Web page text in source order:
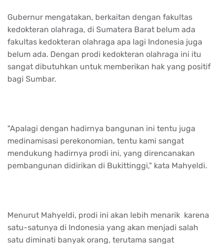
Gubernur mengatakan, berkaitan dengan fakultas
kedokteran olahraga, di Sumatera Barat belum ada
fakultas kedokteran olahraga apa lagi Indonesia juga
belum ada. Dengan prodi kedokteran olahraga ini itu
sangat dibutuhkan untuk memberikan hak yang positif
bagi Sumbar.
"Apalagi dengan hadirnya bangunan ini tentu juga
medinamisasi perekonomian, tentu kami sangat
mendukung hadirnya prodi ini, yang direncanakan
pembangunan didirikan di Bukittinggi," kata Mahyeldi.
Menurut Mahyeldi, prodi ini akan lebih menarik karena
satu-satunya di Indonesia yang akan menjadi salah
satu diminati banyak orang, terutama sangat